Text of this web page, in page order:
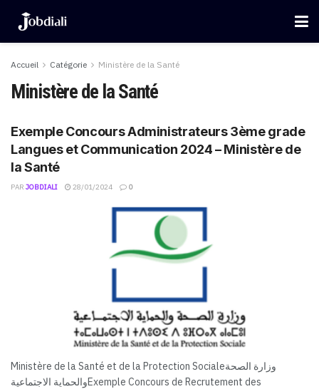
Accueil Catégorie Ministère de la Santé
Ministère de la Santé
Exemple Concours Administrateurs 3ème grade
Langues et Communication 2024 – Ministère de
la Santé
PAR JOBDIALI 28/01/2024 0
Ministère de la Santé et de la Protection Socialeوزارة الصحة
والحماية الاجتماعيةExemple Concours de Recrutement des